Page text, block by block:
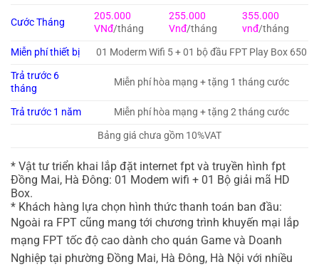
Cước Tháng
205.000
VNđ/tháng
255.000
Vnđ/tháng
355.000
vnđ/tháng
Miễn phí thiết bị
01 Moderm Wifi 5 + 01 bộ đầu FPT Play Box 650
Trả trước 6
tháng
Miễn phí hòa mạng + tặng 1 tháng cước
Trả trước 1 năm
Miễn phí hòa mạng + tặng 2 tháng cước
Bảng giá chưa gồm 10%VAT
* Vật tư triển khai lắp đặt internet fpt và truyền hình fpt
Đồng Mai, Hà Đông: 01 Modem wifi + 01 Bộ giải mã HD
Box.
* Khách hàng lựa chọn hình thức thanh toán ban đầu:
Ngoài ra FPT cũng mang tới chương trình khuyến mại lắp
mạng FPT tốc độ cao dành cho quán Game và Doanh
Nghiệp tại phường Đồng Mai, Hà Đông, Hà Nội với nhiều